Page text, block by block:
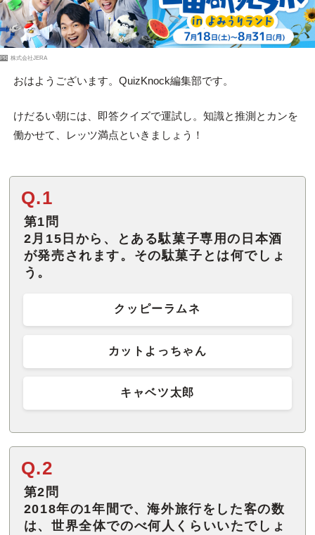
PR 株式会社JERA
おはようございます。QuizKnock編集部です。
けだるい朝には、即答クイズで運試し。知識と推測とカンを
働かせて、レッツ満点といきましょう！
Q.1
第1問
2月15日から、とある駄菓子専用の日本酒
が発売されます。その駄菓子とは何でしょ
う。
クッピーラムネ
カットよっちゃん
キャベツ太郎
Q.2
第2問
2018年の1年間で、海外旅行をした客の数
は、世界全体でのべ何人くらいいたでしょ